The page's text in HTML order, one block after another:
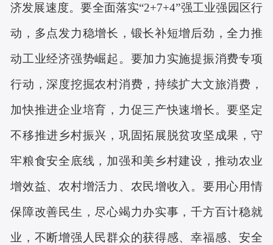
济发展速度。要全面落实“2+7+4”强工业强园区行
动，多点发力稳增长，锻长补短增后劲，全力推
动工业经济强势崛起。要加力实施提振消费专项
行动，深度挖掘农村消费，持续扩大文旅消费，
加快推进企业培育，力促三产快速增长。要坚定
不移推进乡村振兴，巩固拓展脱贫攻坚成果，守
牢粮食安全底线，加强和美乡村建设，推动农业
增效益、农村增活力、农民增收入。要用心用情
保障改善民生，尽心竭力办实事，千方百计稳就
业，不断增强人民群众的获得感、幸福感、安全